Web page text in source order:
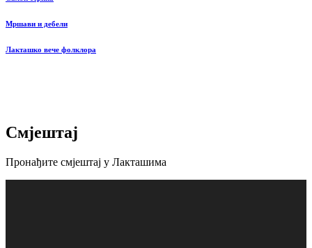
Мршави и дебели
Лакташко вече фолклора
Смјештај
Пронађите смјештај у Лакташима